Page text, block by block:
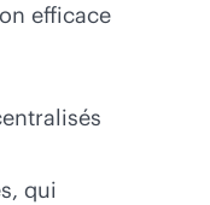
efficace
qui